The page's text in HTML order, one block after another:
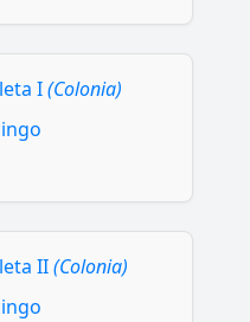
I(Colonia)
II(Colonia)